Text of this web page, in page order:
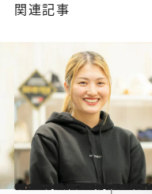
関連記事
2025.2.28
“必ず1つは持っておきたい”アウトドアの必需品が勢ぞろい！ “履き心地がよすぎる”シューズで人気のブランド・メレルのスタッフの愛用品は？
ライフスタイル